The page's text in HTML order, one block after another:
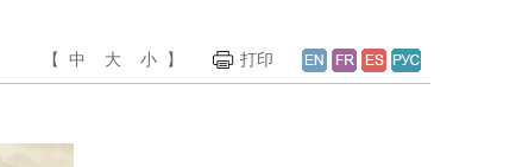
【 中 大 小 】 打印